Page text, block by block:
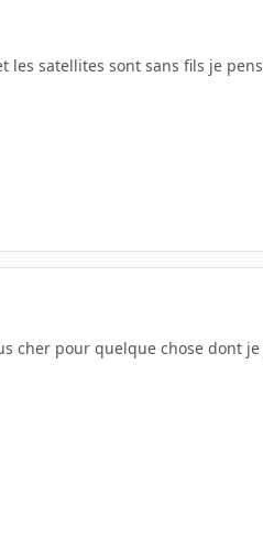
les satellites sont sans fils je
cher pour quelque chose dont je